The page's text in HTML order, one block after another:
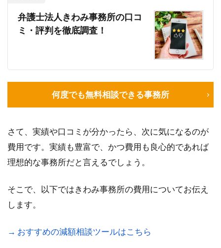
弁護士法人きわみ事務所の口コ
ミ・評判を徹底調査！
何度でも無料相談できる事務所
さて、実績や口コミが分かったら、次に気になるのが
費用です。実績も豊富で、かつ費用も良心的であれば
理想的な事務所だと言えるでしょう。
そこで、以下ではきわみ事務所の費用についてお伝え
します。
→ おすすめの減額相談ツールはこちら